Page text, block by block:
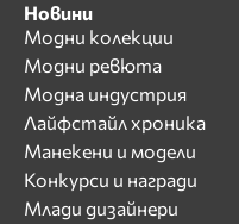
Новини
Модни колекции
Модни ревюта
Модна индустрия
Лайфстайл хроника
Манекени и модели
Конкурси и награди
Млади дизайнери